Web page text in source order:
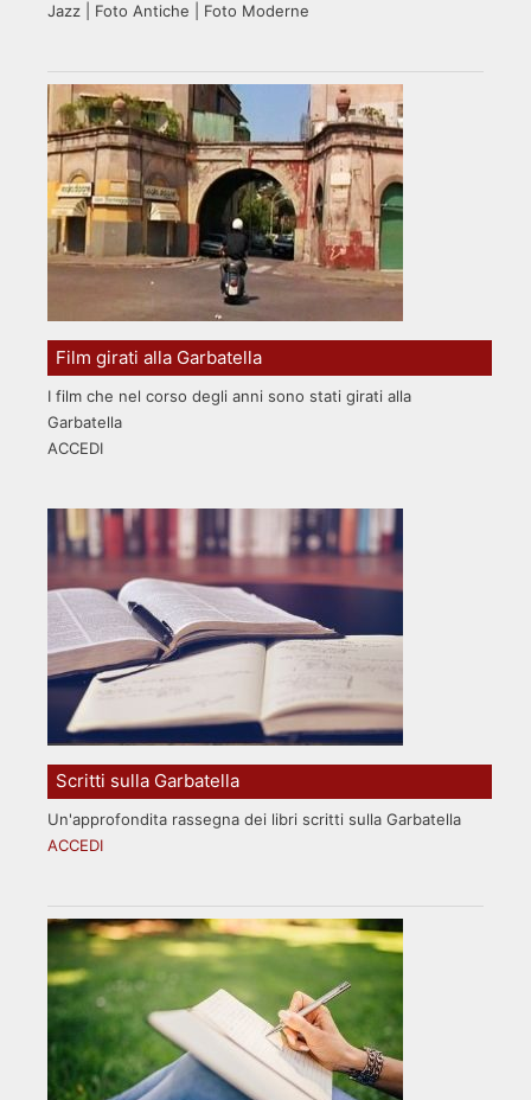
Jazz | Foto Antiche | Foto Moderne
Film girati alla Garbatella
I film che nel corso degli anni sono stati girati alla
Garbatella
ACCEDI
Scritti sulla Garbatella
Un'approfondita rassegna dei libri scritti sulla Garbatella
ACCEDI